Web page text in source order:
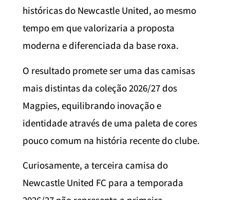
históricas do Newcastle United, ao mesmo
tempo em que valorizaria a proposta
moderna e diferenciada da base roxa.
O resultado promete ser uma das camisas
mais distintas da coleção 2026/27 dos
Magpies, equilibrando inovação e
identidade através de uma paleta de cores
pouco comum na história recente do clube.
Curiosamente, a terceira camisa do
Newcastle United FC para a temporada